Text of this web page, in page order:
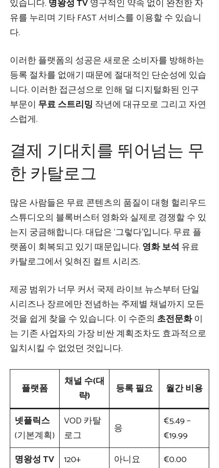
있습니다. 명왕성 TV영구적인 약속 없이 완전한 자
유를 누리며 기타 FAST 서비스를 이용할 수 있습니
다.
이러한 플랫폼의 성공은 새로운 소비자를 방해하는
등록 절차를 없애기 때문에 절대적인 단순성에 있습
니다. 이러한 접근성으로 인해 덜 디지털화된 인구
부문이 무료 스트리밍 작년에 대규모로 그리고 자연
스럽게.
결제 기대치를 뛰어넘는 무
한 카탈로그
많은 사람들은 무료 콘텐츠의 품질이 대형 헐리우드
스튜디오의 블록버스터 영화와 실제로 경쟁할 수 있
는지 궁금해합니다. 대답은 ‘그렇다’입니다. 무료 플
랫폼이 회복되고 있기 때문입니다. 영화 보석 유료
카탈로그에서 잊혀진 컬트 시리즈.
제공 범위가 너무 커서 국제 라이브 뉴스부터 단일
시리즈나 장르에만 전념하는 주제별 채널까지 모든
것을 쉽게 찾을 수 있습니다. 이 수준의 초전문화이
는 기존 사업자의 가장 비싼 계획조차도 효과적으로
일치시킬 수 없었던 것입니다.
플랫폼
채널 수(대
략)
등록 필요 월간 비용
넷플릭스
(기본계획)
VOD 카탈
로그
응
€5.49 –
€19.99
명왕성 TV
120+ 아니요
€0.00